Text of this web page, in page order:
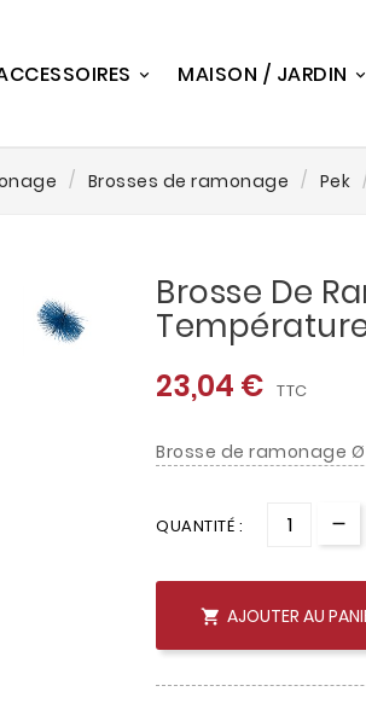
MAISON / JARDIN
Brosses de ramonage Pek
Brosse De
23,04 € TTC
Brosse de ramonage
QUANTITÉ :
 AJOUTER AU